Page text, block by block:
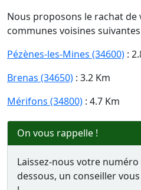
Nous proposons le rachat de
communes voisines
Pézènes-les-Mines (34600) :
Brenas (34650) : 3.2 Km
Mérifons (34800) : 4.7 Km
On vous rappelle !
Laissez-nous votre
dessous, un conseiller